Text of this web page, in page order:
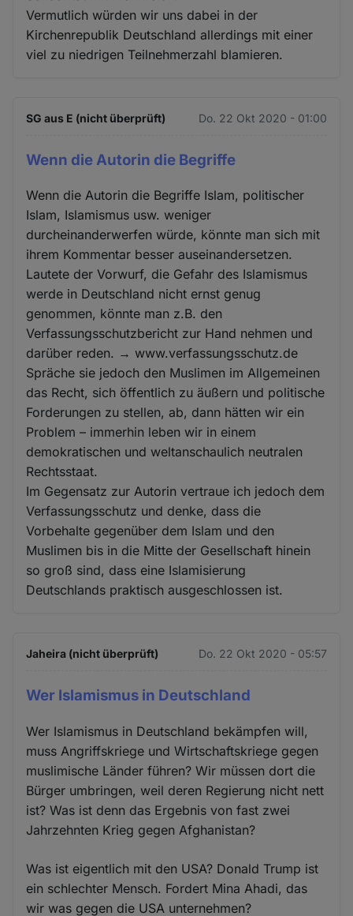
Vermutlich würden wir uns dabei in der
Kirchenrepublik Deutschland allerdings mit einer
viel zu niedrigen Teilnehmerzahl blamieren.
SG aus E (nicht überprüft) Do. 22 Okt 2020 - 01:00
Wenn die Autorin die Begriffe
Wenn die Autorin die Begriffe Islam, politischer
Islam, Islamismus usw. weniger
durcheinanderwerfen würde, könnte man sich mit
ihrem Kommentar besser auseinandersetzen.
Lautete der Vorwurf, die Gefahr des Islamismus
werde in Deutschland nicht ernst genug
genommen, könnte man z.B. den
Verfassungsschutzbericht zur Hand nehmen und
darüber reden. → www.verfassungsschutz.de
Spräche sie jedoch den Muslimen im Allgemeinen
das Recht, sich öffentlich zu äußern und politische
Forderungen zu stellen, ab, dann hätten wir ein
Problem – immerhin leben wir in einem
demokratischen und weltanschaulich neutralen
Rechtsstaat.
Im Gegensatz zur Autorin vertraue ich jedoch dem
Verfassungsschutz und denke, dass die
Vorbehalte gegenüber dem Islam und den
Muslimen bis in die Mitte der Gesellschaft hinein
so groß sind, dass eine Islamisierung
Deutschlands praktisch ausgeschlossen ist.
Jaheira (nicht überprüft) Do. 22 Okt 2020 - 05:57
Wer Islamismus in Deutschland
Wer Islamismus in Deutschland bekämpfen will,
muss Angriffskriege und Wirtschaftskriege gegen
muslimische Länder führen? Wir müssen dort die
Bürger umbringen, weil deren Regierung nicht nett
ist? Was ist denn das Ergebnis von fast zwei
Jahrzehnten Krieg gegen Afghanistan?
Was ist eigentlich mit den USA? Donald Trump ist
ein schlechter Mensch. Fordert Mina Ahadi, das
wir was gegen die USA unternehmen?